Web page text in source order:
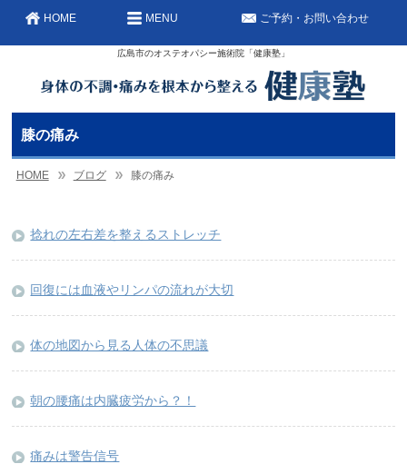
広島市のオステオパシー施術院「健康塾」
HOME ご予約・お問い合わせ
MENU
膝の痛み
HOME ブログ 膝の痛み
捻れの左右差を整えるストレッチ
回復には血液やリンパの流れが大切
体の地図から見る人体の不思議
朝の腰痛は内臓疲労から？！
痛みは警告信号